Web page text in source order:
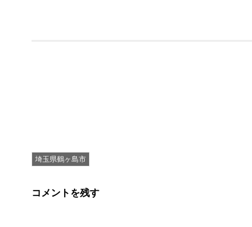
埼玉県鶴ヶ島市
コメントを残す